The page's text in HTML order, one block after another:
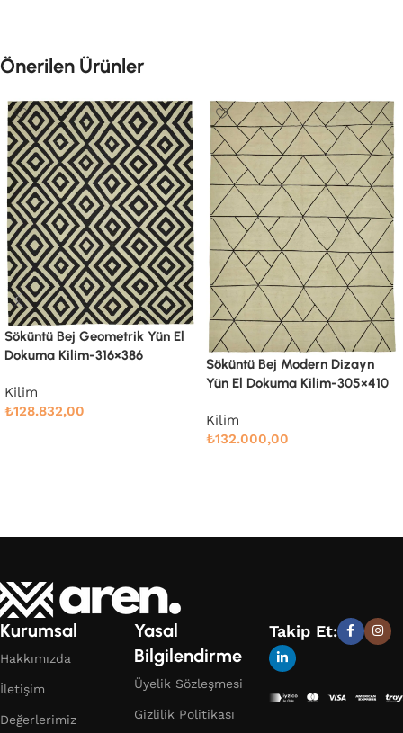
Önerilen Ürünler
Söküntü Bej Modern Dizayn
Yün El Dokuma Kilim-305×410
Kilim
Söküntü Blue Çizgili Yün El
Dokuma Kilim-238×286
Kilim
Devamını oku
Kurumsal
Hakkımızda
İletişim
Değerlerimiz
Yasal
Bilgilendirme
Üyelik Sözleşmesi
Gizlilik Politikası
Takip Et: